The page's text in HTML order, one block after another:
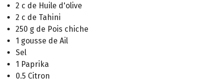
2 c de Huile d'olive
2 c de Tahini
250 g de Pois chiche
1 gousse de Ail
Sel
1 Paprika
0.5 Citron